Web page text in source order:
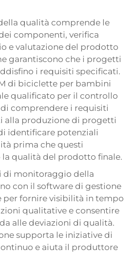
qualità comprende le
componenti, verifica
e valutazione del prodotto
garantiscono che i progetti
i requisiti specificati.
di biciclette per bambini
qualificato per il controllo
comprendere i requisiti
alla produzione di progetti
identificare potenziali
prima che questi
qualità del prodotto finale.
di monitoraggio della
con il software di gestione
per fornire visibilità in tempo
qualitative e consentire
alle deviazioni di qualità.
supporta le iniziative di
e aiuta il produttore